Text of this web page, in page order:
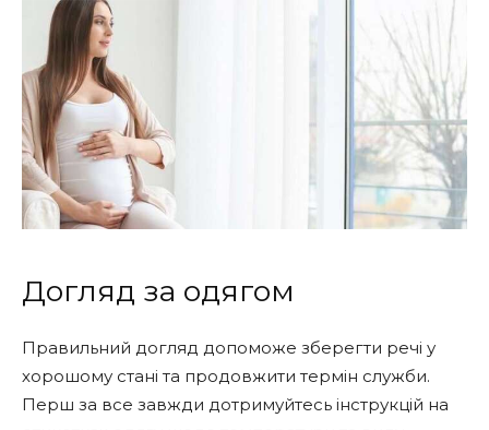
Догляд за одягом
Правильний догляд допоможе зберегти речі у
хорошому стані та продовжити термін служби.
Перш за все завжди дотримуйтесь інструкцій на